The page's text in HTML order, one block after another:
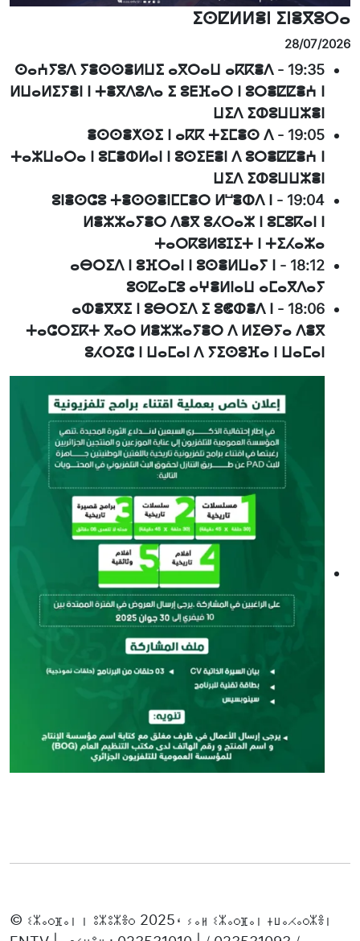
ⵉⵙⵇⵍⵍⴻⵏ ⵉⵏⴻⴳⵓⵔⴰ
28/07/2026
19:35
-
ⵙⴰⵄⵢⵓⴷ ⵢⴻⵙⵙⴻⵍⵡⵉ ⴰⴳⵔⴰⵡ ⴰⴽⴽⴻⴷ
ⵍⵡⴰⵍⵉⵢⴻⵏ ⵏ ⵜⴻⴳⴷⵓⴷⴰ ⵉ ⵓⴹⴼⴰⵔ ⵏ ⵓⵔⴻⵇⵇⴻⵄ ⵏ
ⵡⵉⴷ ⵉⵀⵓⵡⵡⵣⴻⵏ
19:05
-
ⴻⵙⵙⴻⵅⵙⵉ ⵏ ⴰⴽⴽ ⵜⵉⵎⴻⵙ ⴷ
ⵜⴰⵣⵡⴰⵔⴰ ⵏ ⵓⵎⴻⵀⵍⴰⵏ ⵏ ⵓⵙⵉⴹⴻⵏ ⴷ ⵓⵔⴻⵇⵇⴻⵄ ⵏ
ⵡⵉⴷ ⵉⵀⵓⵡⵡⵣⴻⵏ
19:04
-
ⵓⵏⴻⵙⵛⵓ ⵜⴻⵙⵙⴻⵏⵎⵎⴻⵔ ⵍⵯⴻⵀⴷ ⵏ
ⵍⴻⵣⵣⴰⵢⴻⵔ ⴷⴻⴳ ⵓⵃⵔⴰⵣ ⵏ ⵓⵎⵓⴽⴰⵏ ⵏ
ⵜⴰⵔⴽⵓⵍⵓⵊⵉⵜ ⵏ ⵜⵉⵃⴰⵣⴰ
18:12
-
ⴰⴱⵔⵉⴷ ⵏ ⵓⴼⵔⴰⵏ ⵏ ⵓⵙⴻⵍⵡⴰⵢ ⵏ
ⵓⵙⵇⴰⵎⵓ ⴰⵖⴻⵍⵏⴰⵡ ⴰⵎⴰⴳⴷⴰⵢ
18:06
-
ⴰⵀⴻⴳⴳⵉ ⵏ ⵓⴱⵔⵉⴷ ⵉ ⵓⵞⵀⴻⴷ ⵏ
ⵜⴰⵛⵔⵉⴽⵜ ⴳⴰⵔ ⵍⴻⵣⵣⴰⵢⴻⵔ ⴷ ⵍⵉⴱⵢⴰ ⴷⴻⴳ
ⵓⵃⵔⵉⵛ ⵏ ⵡⴰⵎⴰⵏ ⴷ ⵢⵉⵙⵓⴼⴰ ⵏ ⵡⴰⵎⴰⵏ
© ⵉⵣⴰⵔⴼⴰⵏ ⵏ ⵓⵣⵓⵣⴻⵔ 2025، ⵢⴰⵍ ⵉⵣⴰⵔⴼⴰⵏ ⵜⵡⴰⵃⴰⵔⵣⴻⵏ